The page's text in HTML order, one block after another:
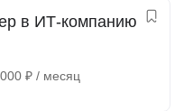
в ИТ-компанию
₽ / месяц